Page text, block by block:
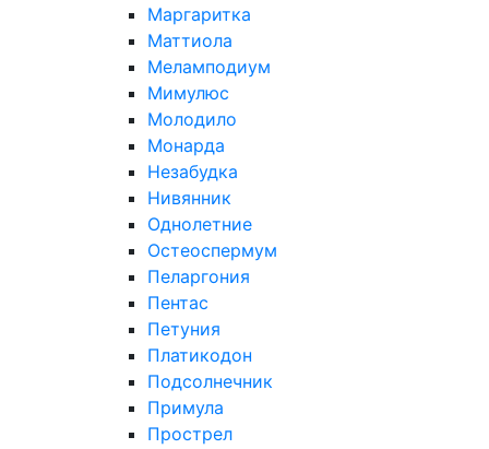
Маргаритка
Маттиола
Меламподиум
Мимулюс
Молодило
Монарда
Незабудка
Нивянник
Однолетние
Остеоспермум
Пеларгония
Пентас
Петуния
Платикодон
Подсолнечник
Примула
Прострел